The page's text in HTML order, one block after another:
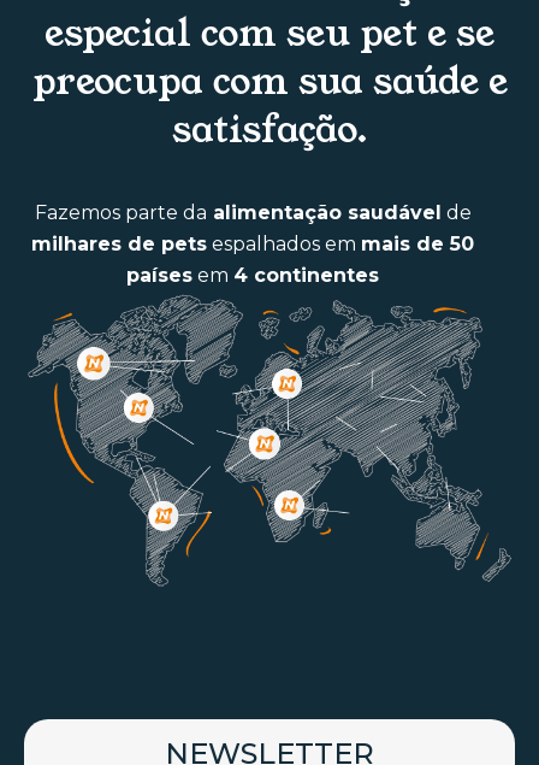
especial com seu pet e se
preocupa com sua saúde e
satisfação.
Fazemos parte da alimentação saudável de
milhares de pets espalhados em mais de 50
países em 4 continentes
NEWSLETTER